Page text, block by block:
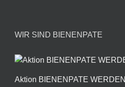
WIR SIND BIENENPATE
Aktion BIENENPATE WERDEN